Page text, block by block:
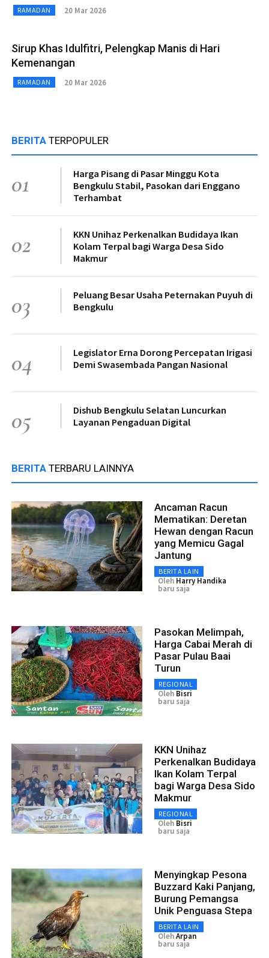
RAMADAN 20 Mar 2026
Sirup Khas Idulfitri, Pelengkap Manis di Hari
Kemenangan
RAMADAN 20 Mar 2026
BERITA TERPOPULER
01
Harga Pisang di Pasar Minggu Kota
Bengkulu Stabil, Pasokan dari Enggano
Terhambat
02
KKN Unihaz Perkenalkan Budidaya Ikan
Kolam Terpal bagi Warga Desa Sido
Makmur
03
Peluang Besar Usaha Peternakan Puyuh di
Bengkulu
04
Legislator Erna Dorong Percepatan Irigasi
Demi Swasembada Pangan Nasional
05
Dishub Bengkulu Selatan Luncurkan
Layanan Pengaduan Digital
BERITA TERBARU LAINNYA
Ancaman Racun
Mematikan: Deretan
Hewan dengan Racun
yang Memicu Gagal
Jantung
BERITA LAIN
Oleh Harry Handika
baru saja
Pasokan Melimpah,
Harga Cabai Merah di
Pasar Pulau Baai
Turun
REGIONAL
Oleh Bisri
baru saja
KKN Unihaz
Perkenalkan Budidaya
Ikan Kolam Terpal
bagi Warga Desa Sido
Makmur
REGIONAL
Oleh Bisri
baru saja
Menyingkap Pesona
Buzzard Kaki Panjang,
Burung Pemangsa
Unik Penguasa Stepa
BERITA LAIN
OlehArpan
baru saja